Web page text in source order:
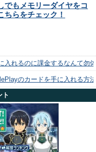
でもメモリーダイヤをコ
ちらをチェック！
入れるのに課金するなんて勿
のカードを手に入れる方
ト